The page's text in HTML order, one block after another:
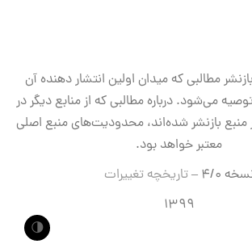
مطالبی که میدان اولین انتشار دهنده آن
می‌شود. درباره مطالبی که از منابع دیگر در
منبع بازنشر شده‌اند، محدودیت‌های منبع اصلی
معتبر خواهد بود.
۴/۰ –
تاریخچه تغییرات
۱۳۹۹
🌗